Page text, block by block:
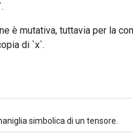
è mutativa, tuttavia per la
di `x`.
simbolica di un tensore.